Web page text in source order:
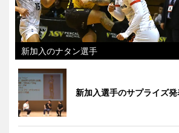
新加入のナタン選手
新加入選手のサプライズ発